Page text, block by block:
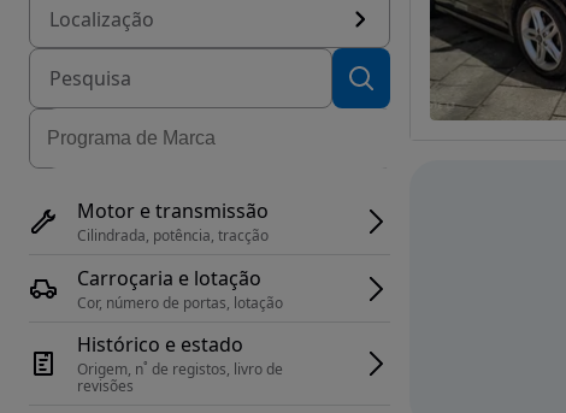
Localização
Motor e transmissão
Cilindrada, potência, tracção
Carroçaria e lotação
Cor, número de portas, lotação
Histórico e estado
Origem, n˚ de registos, livro de
revisões